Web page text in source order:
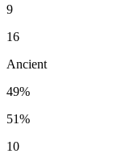
9
16
Ancient
49%
51%
10